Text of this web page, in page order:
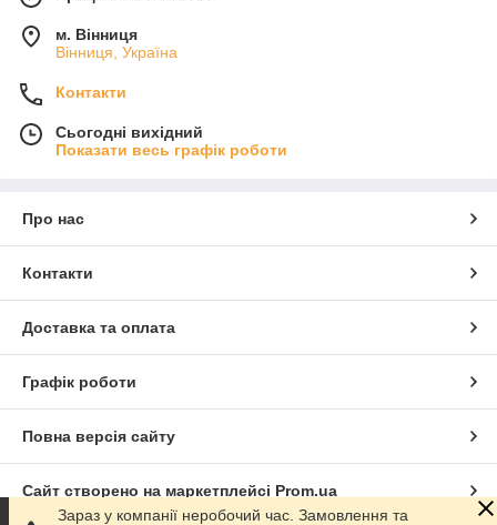
м. Вінниця
Вінниця, Україна
Контакти
Сьогодні вихідний
Показати весь графік роботи
Про нас
Контакти
Доставка та оплата
Графік роботи
Повна версія сайту
Сайт створено на маркетплейсі Prom.ua
Зараз у компанії неробочий час. Замовлення та